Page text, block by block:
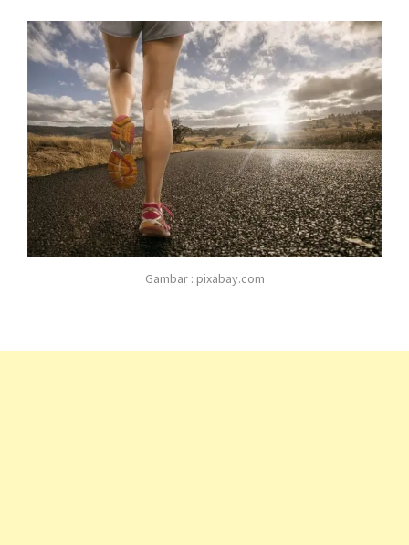
Gambar : pixabay.com